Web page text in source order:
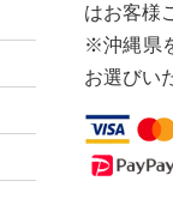
はお客様
※沖縄県
お選びい